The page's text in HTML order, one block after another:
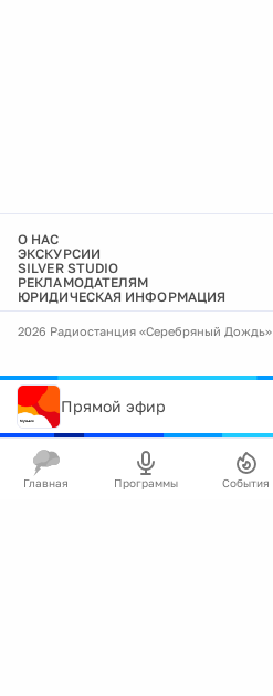
О НАС
ЭКСКУРСИИ
SILVER STUDIO
РЕКЛАМОДАТЕЛЯМ
ЮРИДИЧЕСКАЯ ИНФОРМАЦИЯ
2026 Радиостанция «Серебряный Дождь»
Прямой эфир
Главная Программы События